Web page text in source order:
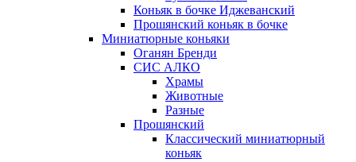
Коньяк в бочке Иджеванский
Прошянский коньяк в бочке
Миниатюрные коньяки
Оганян Бренди
СИС АЛКО
Храмы
Животные
Разные
Прошянский
Классический миниатюрный
коньяк